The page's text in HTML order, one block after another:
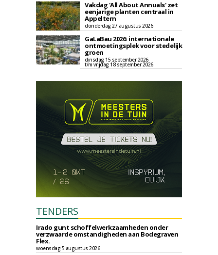
Vakdag 'All About Annuals' zet
eenjarige planten centraal in
Appeltern
donderdag 27 augustus 2026
GaLaBau 2026: internationale
ontmoetingsplek voor stedelijk
groen
dinsdag 15 september 2026
t/m vrijdag 18 september 2026
TENDERS
Irado gunt schoffelwerkzaamheden onder
verzwaarde omstandigheden aan Bodegraven
Flex.
woensdag 5 augustus 2026